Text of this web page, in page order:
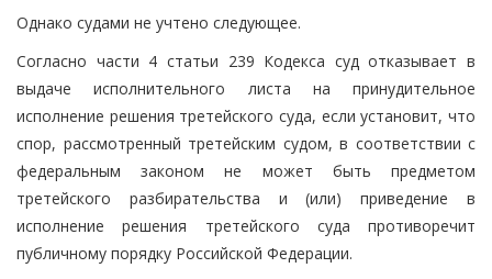
Однако судами не учтено следующее.
Согласно части 4 статьи 239 Кодекса суд отказывает в
выдаче исполнительного листа на принудительное
исполнение решения третейского суда, если установит, что
спор, рассмотренный третейским судом, в соответствии с
федеральным законом не может быть предметом
третейского разбирательства и (или) приведение в
исполнение решения третейского суда противоречит
публичному порядку Российской Федерации.